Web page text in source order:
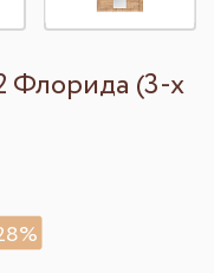
Флорида (3-х